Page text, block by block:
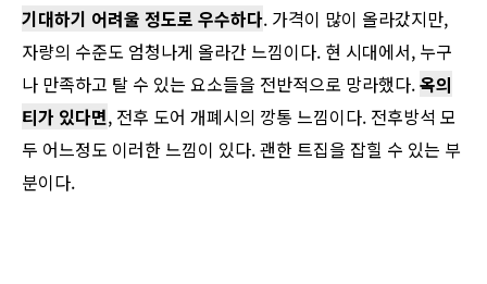
기대하기 어려울 정도로 우수하다. 가격이 많이 올라갔지만,
자량의 수준도 엄청나게 올라간 느낌이다. 현 시대에서, 누구
나 만족하고 탈 수 있는 요소들을 전반적으로 망라했다.옥의
티가 있다면, 전후 도어 개폐시의 깡통 느낌이다. 전후방석 모
두 어느정도 이러한 느낌이 있다. 괜한 트집을 잡힐 수 있는 부
분이다.